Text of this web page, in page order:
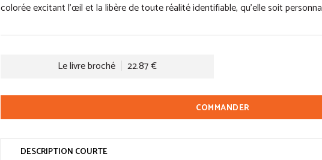
colorée excitant l’œil et la libère de toute réalité identifiable, qu’elle soit
Le livre broché 22.87 €
COMMANDER
DESCRIPTION COURTE